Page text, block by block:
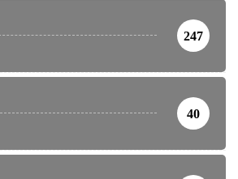
247
40